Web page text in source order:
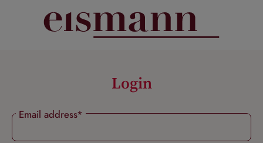
Login
Email address*